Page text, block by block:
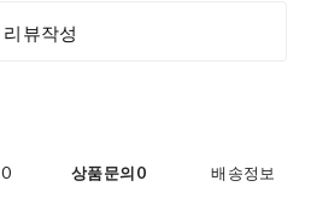
리뷰작성
0 상품문의0 배송정보